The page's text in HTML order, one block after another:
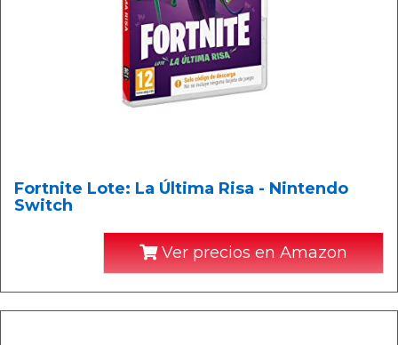
Fortnite Lote: La Última Risa - Nintendo
Switch
Ver precios en Amazon